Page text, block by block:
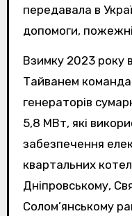
передавала в
допомоги, пожежні
Взимку 2023 року
Тайванем
генераторів
5,8 МВт, які
забезпечення
квартальних
Дніпровському,
Солом’янському